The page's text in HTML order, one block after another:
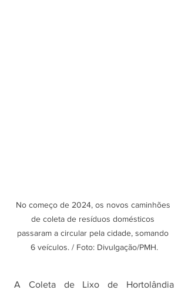
No começo de 2024, os novos caminhões
de coleta de resíduos domésticos
passaram a circular pela cidade, somando
6 veículos. / Foto: Divulgação/PMH.
A Coleta de Lixo de Hortolândia